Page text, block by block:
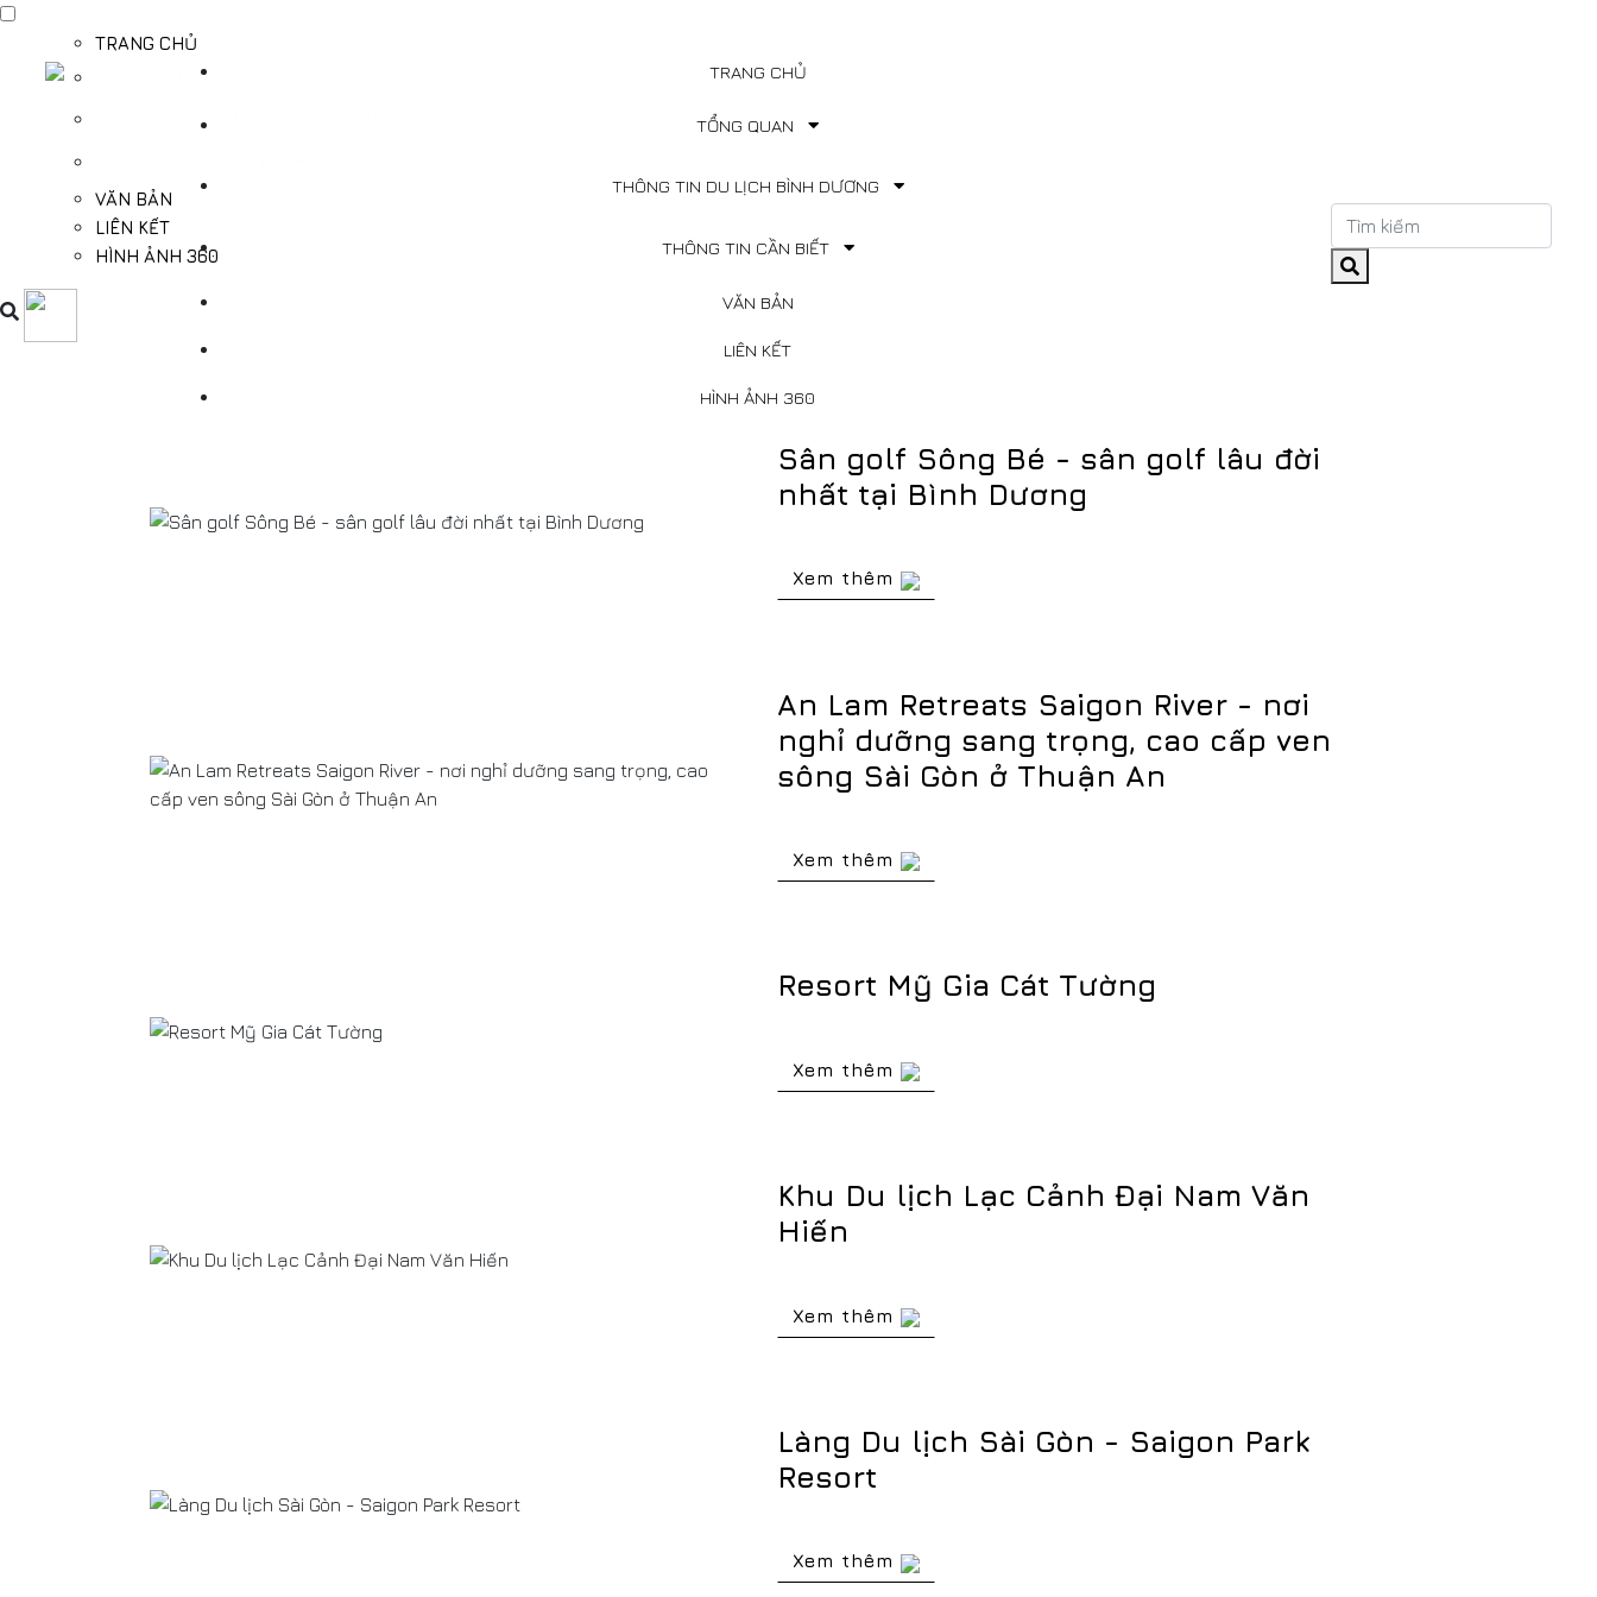
TRANG CHỦ
TỔNG QUAN
THÔNG TIN DU LỊCH BÌNH DƯƠNG
VĂN BẢN
LIÊN KẾT
HÌNH ẢNH 360
TRANG CHỦ
TỔNG QUAN
THÔNG TIN DU LỊCH BÌNH DƯƠNG
THÔNG TIN CẦN BIẾT
VĂN BẢN
LIÊN KẾT
HÌNH ẢNH 360
Sân golf Sông Bé - sân golf lâu đời
nhất tại Bình Dương
Xem thêm
An Lam Retreats Saigon River - nơi
nghỉ dưỡng sang trọng, cao cấp ven
sông Sài Gòn ở Thuận An
Xem thêm
Resort Mỹ Gia Cát Tường
Xem thêm
Khu Du lịch Lạc Cảnh Đại Nam Văn
Hiến
Xem thêm
Làng Du lịch Sài Gòn - Saigon Park
Resort
Xem thêm